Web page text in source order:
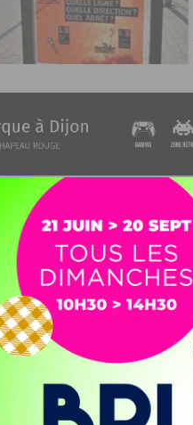
a décidé de mener
à Dijon.
est aujourd’hui l’un
lignes T1 et T2, des
, DiviaMobilités teste de
République avecla